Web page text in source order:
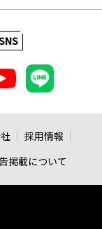
採用情報
掲載について